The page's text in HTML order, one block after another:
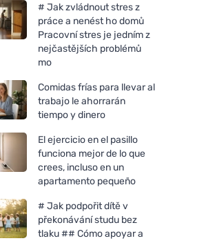
# Jak zvládnout stres z
práce a nenést ho domů
Pracovní stres je jedním z
nejčastějších problémů
mo
Comidas frías para llevar al
trabajo le ahorrarán
tiempo y dinero
El ejercicio en el pasillo
funciona mejor de lo que
crees, incluso en un
apartamento pequeño
# Jak podpořit dítě v
překonávání studu bez
tlaku ## Cómo apoyar a